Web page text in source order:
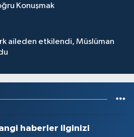
Konuşmak
aileden etkilendi, Müslüman
haberler ilginizi